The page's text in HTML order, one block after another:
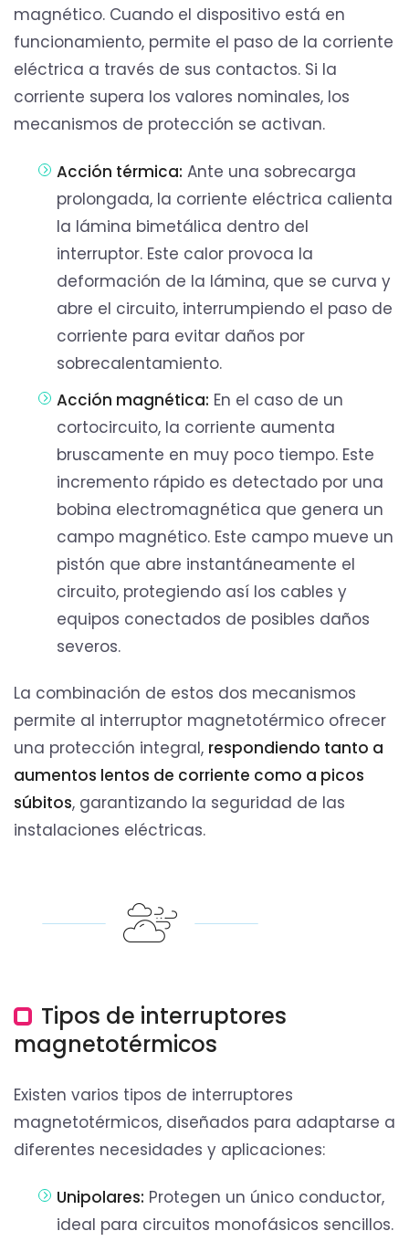
magnético. Cuando el dispositivo está en
funcionamiento, permite el paso de la corriente
eléctrica a través de sus contactos. Si la
corriente supera los valores nominales, los
mecanismos de protección se activan.
Acción térmica: Ante una sobrecarga
prolongada, la corriente eléctrica calienta
la lámina bimetálica dentro del
interruptor. Este calor provoca la
deformación de la lámina, que se curva y
abre el circuito, interrumpiendo el paso de
corriente para evitar daños por
sobrecalentamiento.
Acción magnética: En el caso de un
cortocircuito, la corriente aumenta
bruscamente en muy poco tiempo. Este
incremento rápido es detectado por una
bobina electromagnética que genera un
campo magnético. Este campo mueve un
pistón que abre instantáneamente el
circuito, protegiendo así los cables y
equipos conectados de posibles daños
severos.
La combinación de estos dos mecanismos
permite al interruptor magnetotérmico ofrecer
una protección integral, respondiendo tanto a
aumentos lentos de corriente como a picos
súbitos, garantizando la seguridad de las
instalaciones eléctricas.
Tipos de interruptores
magnetotérmicos
Existen varios tipos de interruptores
magnetotérmicos, diseñados para adaptarse a
diferentes necesidades y aplicaciones:
Unipolares: Protegen un único conductor,
ideal para circuitos monofásicos sencillos.